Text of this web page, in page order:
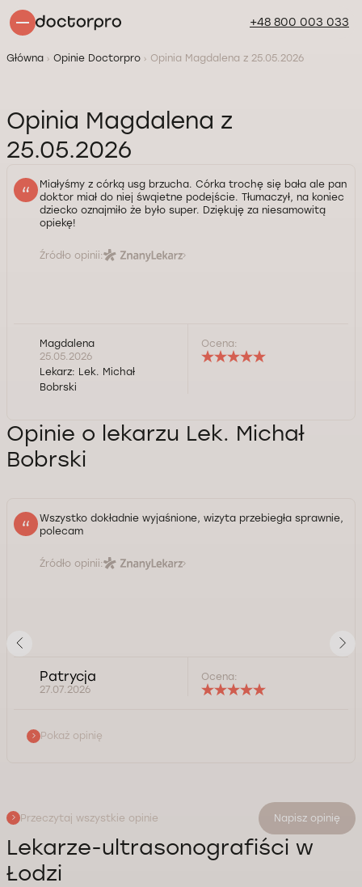
+48 800 003 033
Główna Opinie Doctorpro Opinia Magdalena z 25.05.2026
Opinia Magdalena z
25.05.2026
Miałyśmy z córką usg brzucha. Córka trochę się bała ale pan
doktor miał do niej śwqietne podejście. Tłumaczył, na koniec
dziecko oznajmiło że było super. Dziękuję za niesamowitą
opiekę!
Źródło opinii:
Magdalena
25.05.2026
Lekarz: Lek. Michał
Bobrski
Ocena:
Opinie o lekarzu Lek. Michał
Bobrski
Wszystko dokładnie wyjaśnione, wizyta przebiegła sprawnie,
polecam
Źródło opinii:
Patrycja
27.07.2026
Ocena:
Pokaż opinię
Przeczytaj wszystkie opinie Napisz opinię
Lekarze-ultrasonografiści w
Łodzi